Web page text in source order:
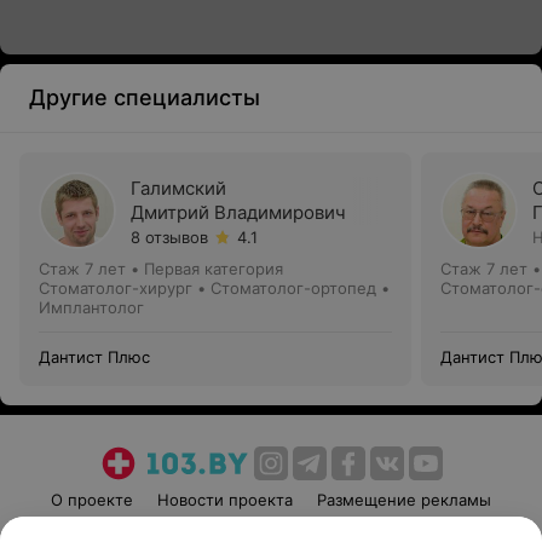
Другие специалисты
Галимский
Дмитрий Владимирович
8 отзывов
4.1
Стаж 7 лет • Первая категория
Стоматолог-хирург • Стоматолог-ортопед •
Имплантолог
Дантист Плюс
Стаж 7 лет
Дантист
О проекте Новости проекта
Размещение рекламы